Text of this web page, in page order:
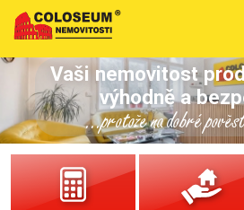
Vaši nemovitost
výhodně a
...protože na dobré